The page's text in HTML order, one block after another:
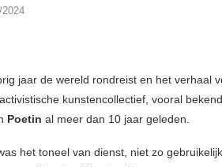
2024
jaar de wereld rondreist en het verhaal
kunstencollectief, vooral
Poetin al meer dan 10 jaar geleden.
het toneel van dienst, niet zo